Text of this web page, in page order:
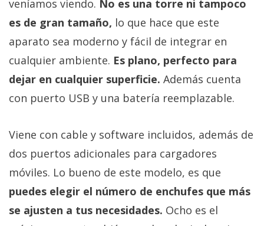
veníamos viendo. No es una torre ni tampoco
es de gran tamaño, lo que hace que este
aparato sea moderno y fácil de integrar en
cualquier ambiente. Es plano, perfecto para
dejar en cualquier superficie. Además cuenta
con puerto USB y una batería reemplazable.
Viene con cable y software incluidos, además de
dos puertos adicionales para cargadores
móviles. Lo bueno de este modelo, es que
puedes elegir el número de enchufes que más
se ajusten a tus necesidades. Ocho es el